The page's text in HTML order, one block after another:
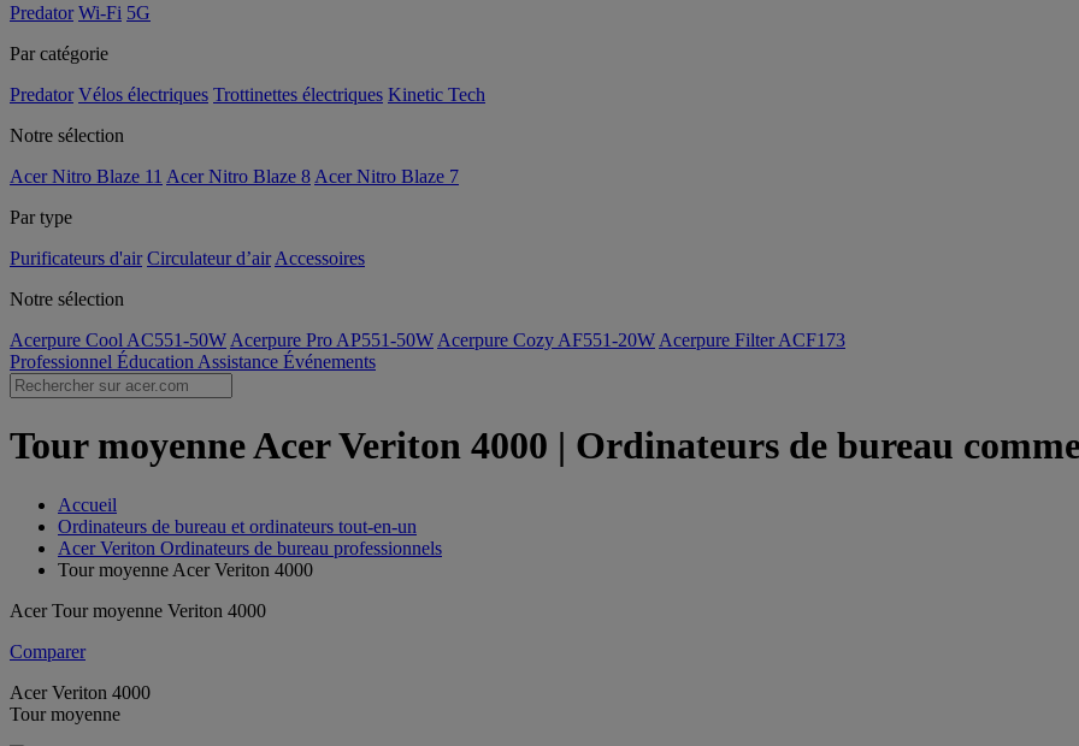
Predator Wi-Fi 5G
Par catégorie
Predator Vélos électriques Trottinettes électriques Kinetic Tech
Notre sélection
Acer Nitro Blaze 11 Acer Nitro Blaze 8 Acer Nitro Blaze 7
Par type
Purificateurs d'air Circulateur d’air Accessoires
Notre sélection
Acerpure Cool AC551-50W Acerpure Pro AP551-50W Acerpure Cozy AF551-20W Acerpure Filter ACF173
Professionnel Éducation Assistance Événements
Tour moyenne Acer Veriton 4000 | Ordinateurs de bureau
Accueil
Ordinateurs de bureau et ordinateurs tout-en-un
Acer Veriton Ordinateurs de bureau professionnels
Tour moyenne Acer Veriton 4000
Acer Tour moyenne Veriton 4000
Comparer
Acer Veriton 4000
Tour moyenne